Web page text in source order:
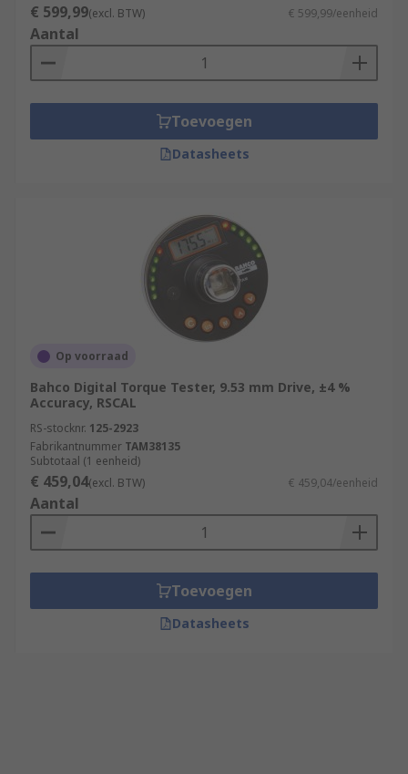
€ 599,99(excl. BTW) € 599,99/eenheid
Aantal
Toevoegen
Datasheets
Op voorraad
Bahco Digital Torque Tester, 9.53 mm Drive, ±4 %
Accuracy, RSCAL
RS-stocknr. 125-2923
Fabrikantnummer TAM38135
Subtotaal (1 eenheid)
€ 459,04(excl. BTW) € 459,04/eenheid
Aantal
Toevoegen
Datasheets